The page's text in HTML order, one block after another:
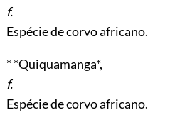
f.
Espécie de corvo africano.
* *Quiquamanga*,
f.
Espécie de corvo africano.